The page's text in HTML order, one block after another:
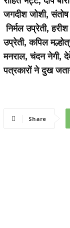
जगदीश जोशी,
निर्मल उप्रेती,
उप्रेती, कपिल
मनराल, चंदन नेगी,
पत्रकारों ने दुख
Share